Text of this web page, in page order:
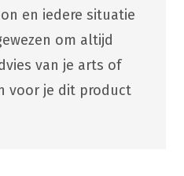
en iedere situatie
om altijd
van je arts of
voor je dit product